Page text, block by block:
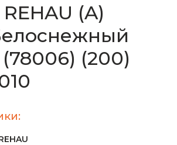
(A)
(78006) (200)